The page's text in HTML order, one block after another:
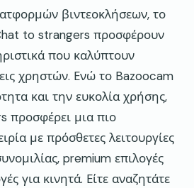
βιντεοκλήσεων, το
to strangers προσφέρουν
που καλύπτουν
χρηστών. Ενώ το Bazoocam
και την ευκολία χρήσης,
προσφέρει μια πιο
με πρόσθετες λειτουργίες
premium επιλογές
για κινητά. Είτε αναζητάτε